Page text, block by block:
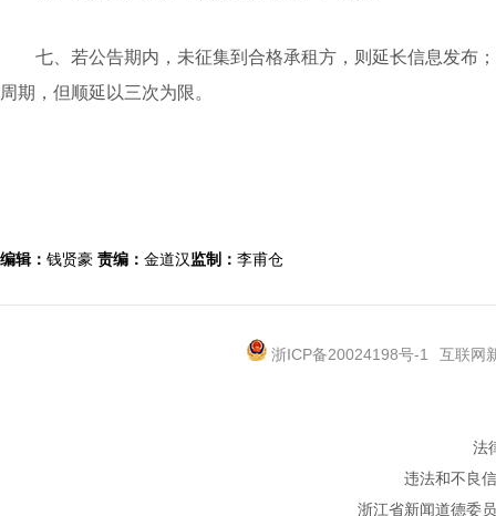
七、若公告期内，未征集到合格承租方，则延长信息发布
周期，但顺延以三次为限。
编辑： 钱贤豪 责编： 金道汉监制： 李甫仓
浙ICP备20024198号-1 互联网
法
违法和不良
浙江省新闻道德委